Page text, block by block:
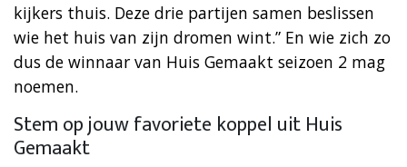
kijkers thuis. Deze drie partijen samen beslissen
wie het huis van zijn dromen wint.” En wie zich zo
dus de winnaar van Huis Gemaakt seizoen 2 mag
noemen.
Stem op jouw favoriete koppel uit Huis
Gemaakt